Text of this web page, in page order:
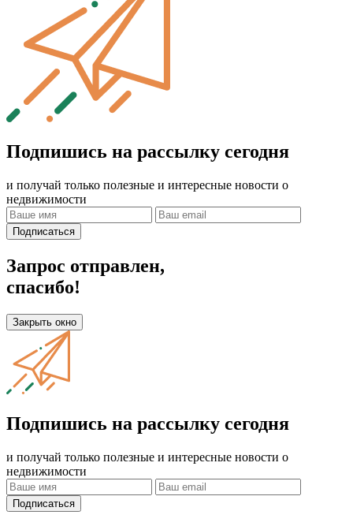
Подпишись на рассылку сегодня
и получай только полезные и интересные новости о
недвижимости
Подписаться
Запрос отправлен,
спасибо!
Закрыть окно
Подпишись на рассылку сегодня
и получай только полезные и интересные новости о
недвижимости
Подписаться